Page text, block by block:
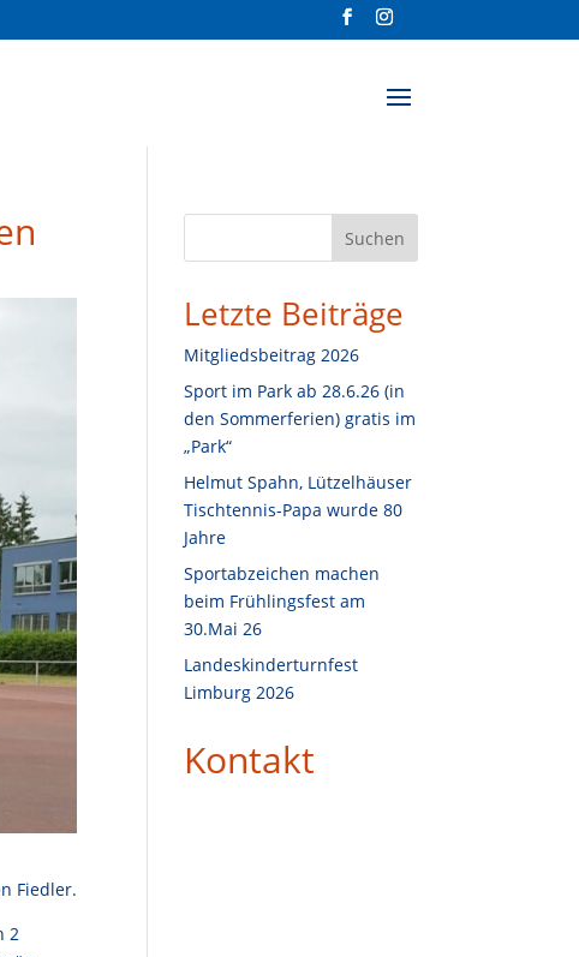
Fiedler.
2
u
h
n
Suchen
Letzte Beiträge
Mitgliedsbeitrag 2026
Sport im Park ab 28.6.26 (in
den Sommerferien) gratis im
„Park“
Helmut Spahn, Lützelhäuser
Tischtennis-Papa wurde 80
Jahre
Sportabzeichen machen
beim Frühlingsfest am
30.Mai 26
Landeskinderturnfest
Limburg 2026
Kontakt